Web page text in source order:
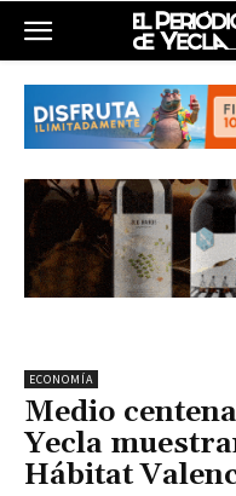
ECONOMÍA
Medio
Yecla
Hábitat